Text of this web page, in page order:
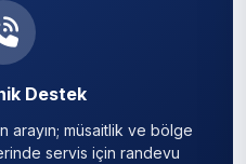
Destek
arayın; müsaitlik ve bölge
servis için randevu